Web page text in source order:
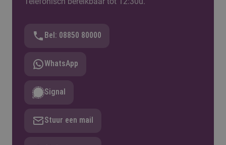
Bel: 08850 80000
WhatsApp
Signal
Stuur een mail